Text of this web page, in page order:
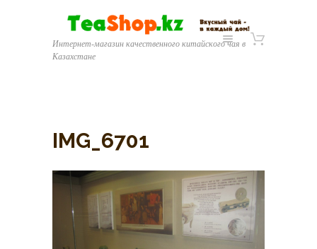
Интернет-магазин качественного китайского чая в
Казахстане
IMG_6701